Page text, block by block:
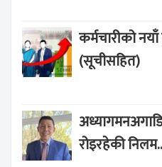
कर्मचारीको
(सूचीसहित)
रोइरहेकी निलम..